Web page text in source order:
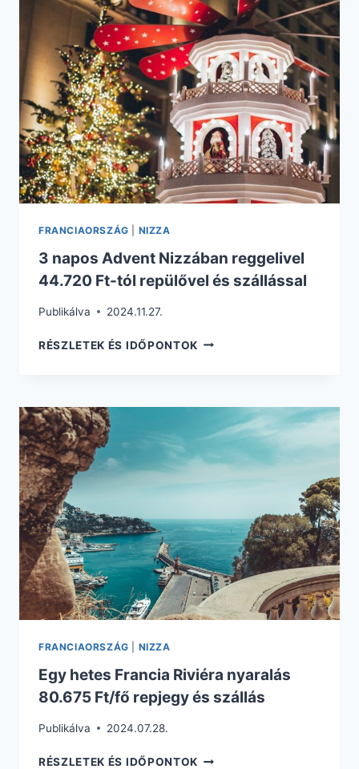
CSAK
84.875
FT.
REPÜLŐJEGY
+
HOTEL
REGGELIVEL
FRANCIAORSZÁG NIZZA
3 napos Advent Nizzában reggelivel
44.720 Ft-tól repülővel és szállással
Publikálva 2024.11.27.
RÉSZLETEK ÉS IDŐPONTOK 3
REGGELIVEL
44.720
TÓL
FRANCIAORSZÁG NIZZA
Egy hetes Francia Riviéra nyaralás
80.675 Ft/fő repjegy és szállás
Publikálva 2024.07.28.
RÉSZLETEK ÉS IDŐPONTOK EGY